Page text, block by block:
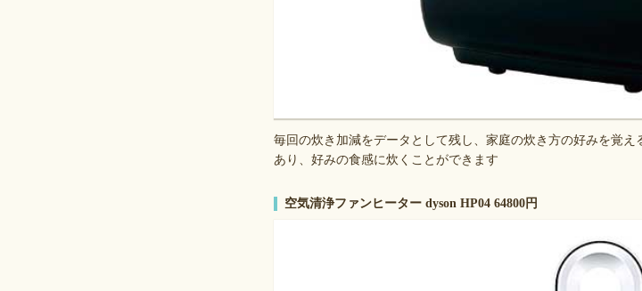
毎回の炊き加減をデータとして残し、家庭の炊き方の好みを覚
あり、好みの食感に炊くことができます
空気清浄ファンヒーター dyson HP04 64800円